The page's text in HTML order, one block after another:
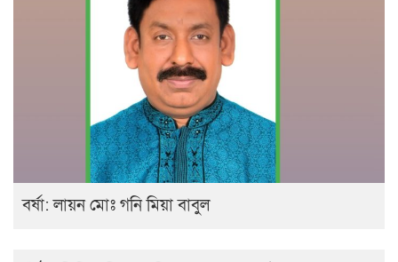
বর্ষা: লায়ন মোঃ গনি মিয়া বাবুল